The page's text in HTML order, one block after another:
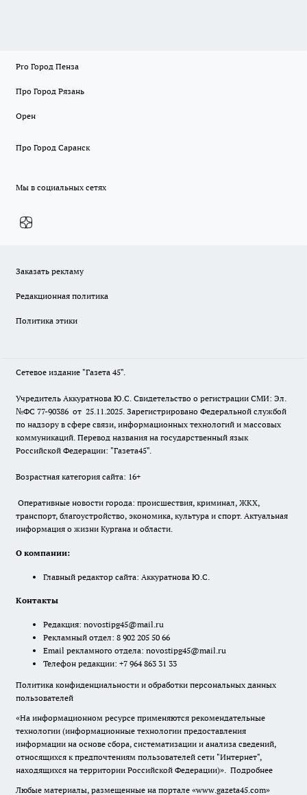
Pro Город Пенза
Про Город Рязань
Орен
Про Город Саранск
Мы в социальных сетях
Заказать рекламу
Редакционная политика
Политика этики
Сетевое издание "Газета 45".
Учредитель Аккуратнова Ю.С. Свидетельство о регистрации СМИ: Эл.
№ФС 77-90386 от 25.11.2025. Зарегистрировано Федеральной службой
по надзору в сфере связи, информационных технологий и массовых
коммуникаций. Перевод названия на государственный язык
Российской Федерации: "Газета45".
Возрастная категория сайта: 16+
Оперативные новости города: происшествия, криминал, ЖКХ,
транспорт, благоустройство, экономика, культура и спорт. Актуальная
информация о жизни Кургана и области.
О компании:
Главный редактор сайта: Аккуратнова Ю.С.
Контакты
Редакция: novostipg45@mail.ru
Рекламный отдел: 8 902 205 50 66
Email рекламного отдела: novostipg45@mail.ru
Телефон редакции: +7 964 863 31 33
Политика конфиденциальности и обработки персональных данных
пользователей
«На информационном ресурсе применяются рекомендательные
технологии (информационные технологии предоставления
информации на основе сбора, систематизации и анализа сведений,
относящихся к предпочтениям пользователей сети "Интернет",
находящихся на территории Российской Федерации)». Подробнее
Любые материалы, размещенные на портале «www.gazeta45.com»